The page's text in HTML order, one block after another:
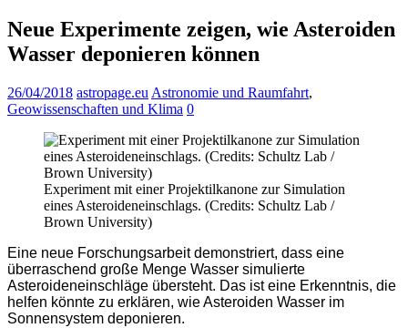
Neue Experimente zeigen, wie Asteroiden
Wasser deponieren können
26/04/2018 astropage.eu Astronomie und Raumfahrt,
Geowissenschaften und Klima 0
Experiment mit einer Projektilkanone zur Simulation
eines Asteroideneinschlags. (Credits: Schultz Lab /
Brown University)
Eine neue Forschungsarbeit demonstriert, dass eine
überraschend große Menge Wasser simulierte
Asteroideneinschläge übersteht. Das ist eine Erkenntnis, die
helfen könnte zu erklären, wie Asteroiden Wasser im
Sonnensystem deponieren.